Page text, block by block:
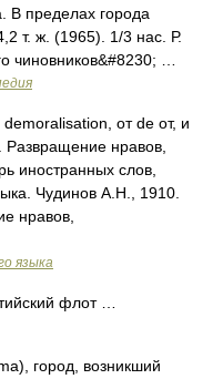
В пределах города
т. ж. (1965). 1/3 нас. Р.
чиновников&#8230; …
от de от, и
Развращение нравов,
иностранных слов,
Чудинов А.Н., 1910.
нравов,
языка
флот …
город, возникший